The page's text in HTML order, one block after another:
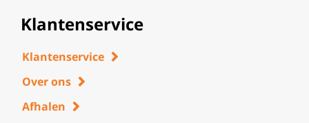
Klantenservice
Klantenservice
Over ons
Afhalen